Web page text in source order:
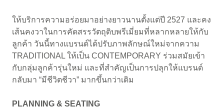
ให้บริการความอร่อยมาอย่างยาวนานตั้งแต่ปี 2527 และคง
เส้นคงวาในการคัดสรรวัตถุดิบพรีเมี่ยมที่หลากหลายให้กับ
ลูกค้า วันนี้ทางแบรนด์ได้ปรับภาพลักษณ์ใหม่จากความ
TRADITIONAL ให้เป็น CONTEMPORARY ร่วมสมัยเข้า
กับกลุ่มลูกค้ารุ่นใหม่ และที่สำคัญเป็นการปลุกให้แบรนด์
กลับมา “มีชีวิตชีวา” มากขึ้นกว่าเดิม
PLANNING & SEATING